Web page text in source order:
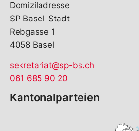
Domiziladresse
SP Basel-Stadt
Rebgasse 1
4058 Basel
sekretariat@sp-bs.ch
061 685 90 20
Kantonalparteien